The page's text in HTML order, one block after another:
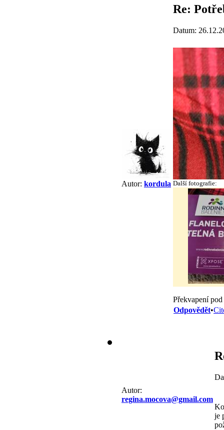
Autor: kordula
Re:
Datum:
Další fotografie:
Překvapení
Odpovědět•
Autor:
regina.mocova@gmail.com
je